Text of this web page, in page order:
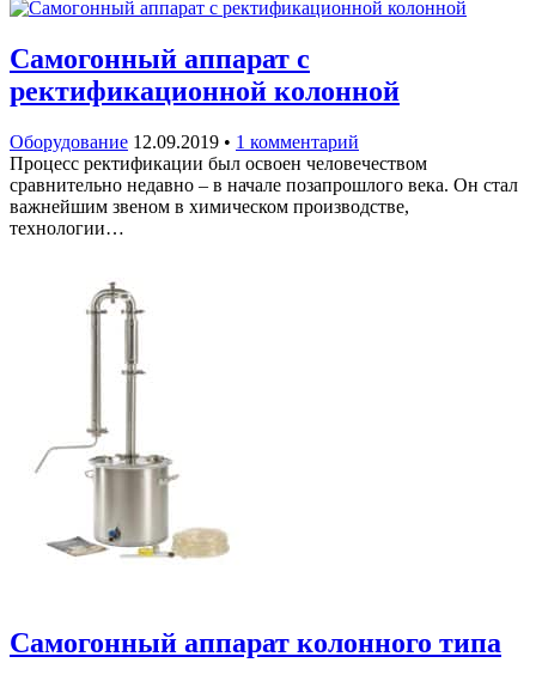
Самогонный аппарат с
ректификационной колонной
Оборудование 12.09.2019 • 1 комментарий
Процесс ректификации был освоен человечеством
сравнительно недавно – в начале позапрошлого века. Он стал
важнейшим звеном в химическом производстве,
технологии…
Самогонный аппарат колонного типа